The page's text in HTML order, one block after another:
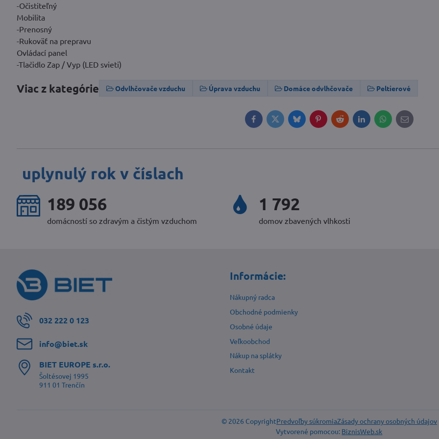
-Očistiteľný
Mobilita
-Prenosný
-Rukoväť na prepravu
Ovládací panel
-Tlačidlo Zap / Vyp (LED svieti)
Viac z kategórie Odvlhčovače vzduchu Úprava vzduchu Domáce odvlhčovače Peltierové
FacebookTwitterBlueskyPinterestRedditLinkedInWhatsApp
E-
mail
uplynulý rok v číslach
251 090
domácností so zdravým a čistým vzduchom
2 380
domov zbavených vlhkosti
032 222 0 123
info​@biet​.sk
BIET EUROPE s​.r​.o​.
Šoltésovej 1995
911 01 Trenčín
Informácie:
Nákupný radca
Obchodné podmienky
Osobné údaje
Veľkoobchod
Nákup na splátky
Kontakt
© 2026 CopyrightPredvoľby súkromiaZásady ochrany osobných údajov
Vytvorené pomocou: BiznisWeb.sk